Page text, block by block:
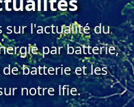
sur l'actualité du
par batterie,
batterie et les
notre lfie.